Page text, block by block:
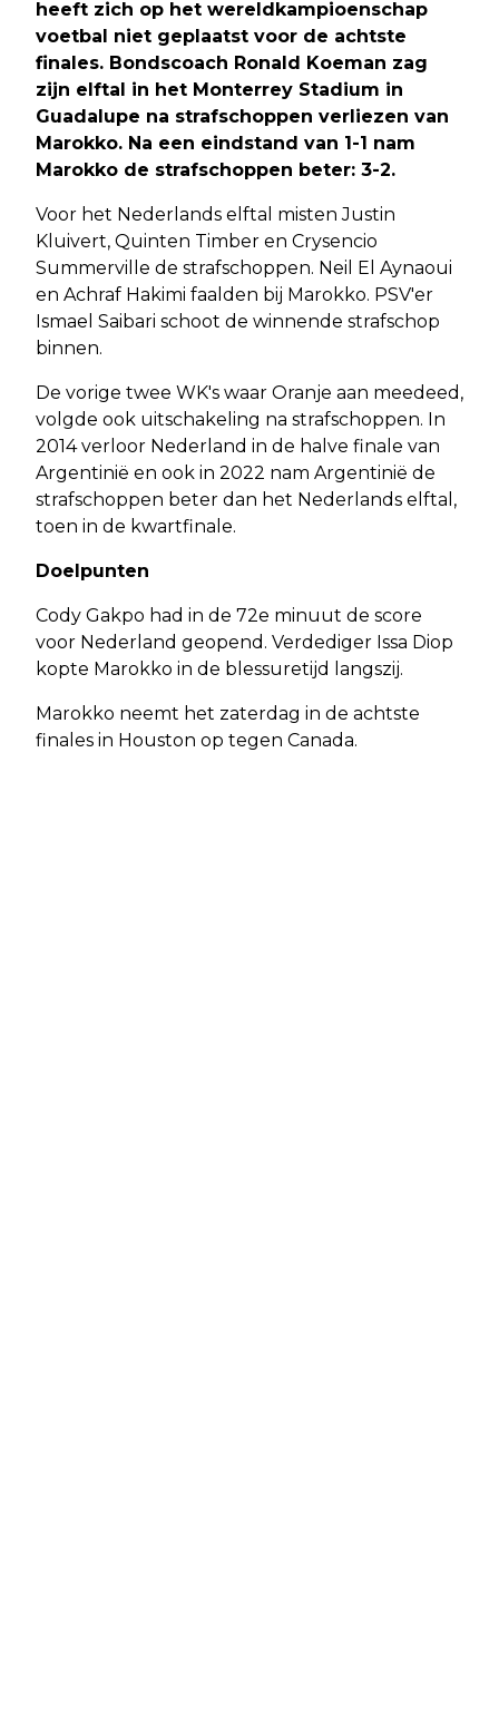
heeft zich op het wereldkampioenschap
voetbal niet geplaatst voor de achtste
finales. Bondscoach Ronald Koeman zag
zijn elftal in het Monterrey Stadium in
Guadalupe na strafschoppen verliezen van
Marokko. Na een eindstand van 1-1 nam
Marokko de strafschoppen beter: 3-2.
Voor het Nederlands elftal misten Justin
Kluivert, Quinten Timber en Crysencio
Summerville de strafschoppen. Neil El Aynaoui
en Achraf Hakimi faalden bij Marokko. PSV'er
Ismael Saibari schoot de winnende strafschop
binnen.
De vorige twee WK's waar Oranje aan meedeed,
volgde ook uitschakeling na strafschoppen. In
2014 verloor Nederland in de halve finale van
Argentinië en ook in 2022 nam Argentinië de
strafschoppen beter dan het Nederlands elftal,
toen in de kwartfinale.
Doelpunten
Cody Gakpo had in de 72e minuut de score
voor Nederland geopend. Verdediger Issa Diop
kopte Marokko in de blessuretijd langszij.
Marokko neemt het zaterdag in de achtste
finales in Houston op tegen Canada.